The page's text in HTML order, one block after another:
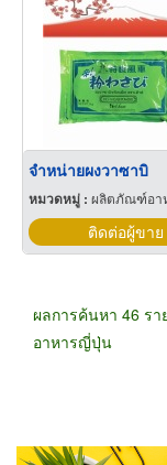
จำหน่ายผงวาซาบิ
หมวดหมู่ : ผลิตภัณฑ์อา
ติดต่อผู้ขาย
ผลการค้นหา 46 ร
อาหารญี่ปุ่น